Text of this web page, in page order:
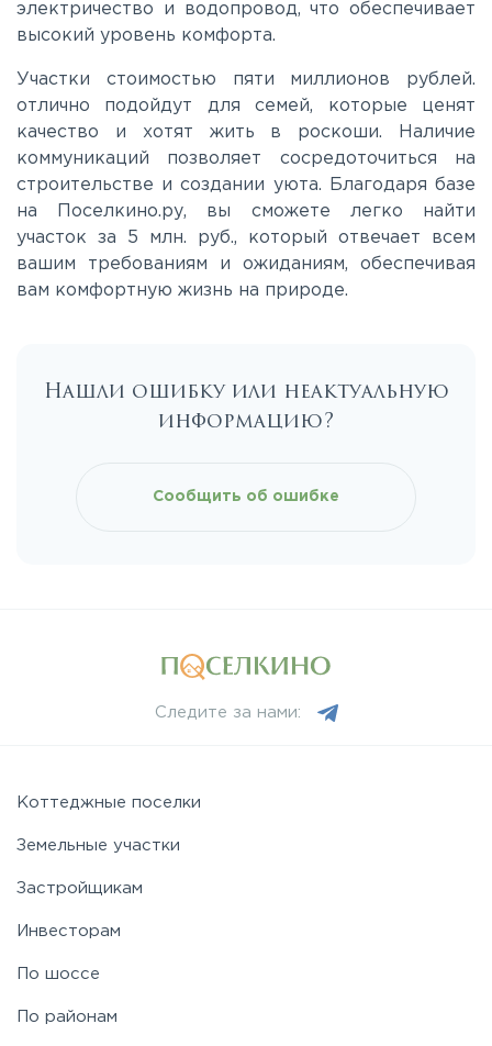
электричество и водопровод, что обеспечивает
высокий уровень комфорта.
Участки стоимостью пяти миллионов рублей.
отлично подойдут для семей, которые ценят
качество и хотят жить в роскоши. Наличие
коммуникаций позволяет сосредоточиться на
строительстве и создании уюта. Благодаря базе
на Поселкино.ру, вы сможете легко найти
участок за 5 млн. руб., который отвечает всем
вашим требованиям и ожиданиям, обеспечивая
вам комфортную жизнь на природе.
Нашли ошибку или неактуальную
информацию?
Сообщить об ошибке
Следите за нами:
Коттеджные поселки
Земельные участки
Застройщикам
Инвесторам
По шоссе
По районам